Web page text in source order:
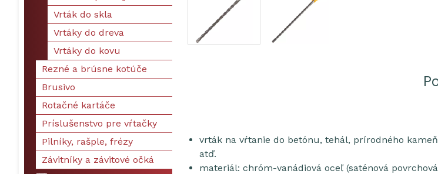
vrták na vŕtanie do betónu, tehál, prírodného
atď.
materiál: chróm-vanádiová oceľ (saténová
Vrták do skla
Vrtáky do dreva
Vrtáky do kovu
Rezné a brúsne kotúče
Brusivo
Rotačné kartáče
Príslušenstvo pre vŕtačky
Pilníky, rašple, frézy
Závitníky a závitové očká